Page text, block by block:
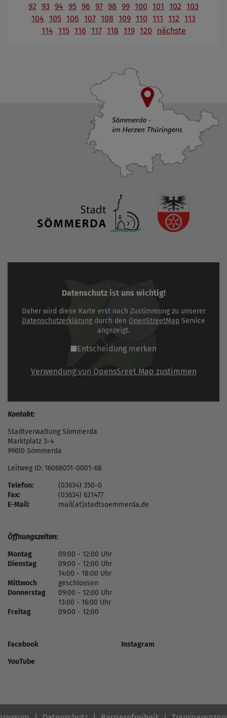
92 93 94 95 96 97 98 99 100 101 102 103
104 105 106 107 108 109 110 111 112 113
114 115 116 117 118 119 120 nächste
Datenschutz ist uns wichtig!
Daher wird diese Karte erst nach Zustimmung zu unserer
Datenschutzerklärung durch den OpenStreetMap Service
angezeigt.
Entscheidung merken
Verwendung von OpensSreet Map zustimmen
Kontakt:
Stadtverwaltung Sömmerda
Marktplatz 3-4
99610 Sömmerda
Leitweg ID: 16068051-0001-68
Telefon:
(03634) 350-0
Fax:
(03634) 621477
E-Mail:
mail(at)stadtsoemmerda.de
Öffnungszeiten:
Montag
09:00 - 12:00 Uhr
Dienstag
09:00 - 12:00 Uhr
14:00 - 18:00 Uhr
Mittwoch
geschlossen
Donnerstag
09:00 - 12:00 Uhr
13:00 - 16:00 Uhr
Freitag
09:00 - 12:00
Facebook
Instagram
YouTube